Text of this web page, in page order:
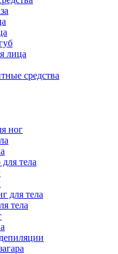
лица
средства
ног
тела
для тела
тела